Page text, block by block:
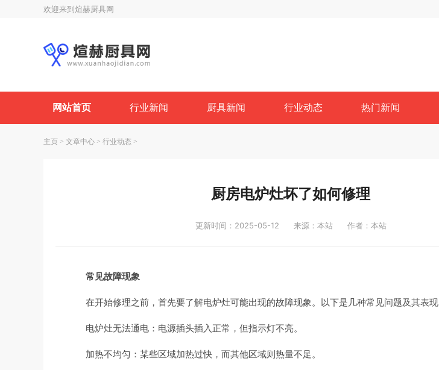
欢迎来到煊赫厨具网
网站首页 行业新闻 厨具新闻 行业动态 热门新闻
主页 > 文章中心 > 行业动态 >
厨房电炉灶坏了如何修理
更新时间：2025-05-12 来源：本站 作者：本站
常见故障现象
在开始修理之前，首先要了解电炉灶可能出现的故障现象。以下是几种常见问题及其表现
电炉灶无法通电：电源插头插入正常，但指示灯不亮。
加热不均匀：某些区域加热过快，而其他区域则热量不足。